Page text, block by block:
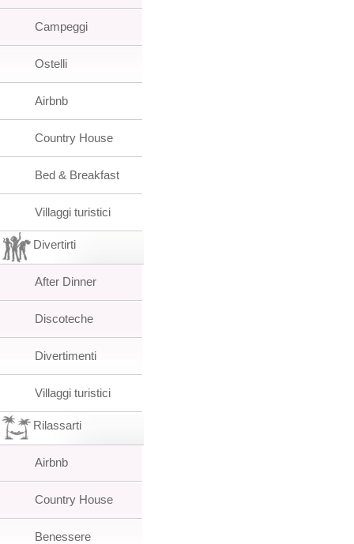
Campeggi
Ostelli
Airbnb
Country House
Bed & Breakfast
Villaggi turistici
Divertirti
After Dinner
Discoteche
Divertimenti
Villaggi turistici
Rilassarti
Airbnb
Country House
Benessere